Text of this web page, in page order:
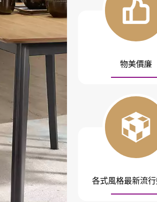
物美價廉
各式風格最新流